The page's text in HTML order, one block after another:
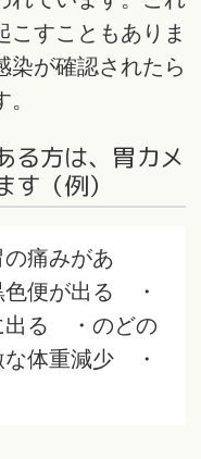
こすこともありま
染が確認されたら
る方は、胃カメ
（例）
痛みがあ
便が出る ・
出る ・のどの
体重減少 ・